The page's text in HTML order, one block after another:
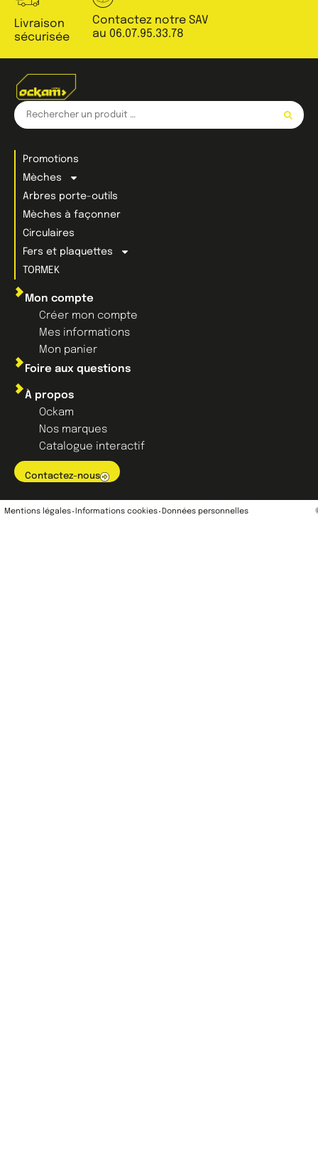
Livraison
sécurisée
Contactez notre SAV
au 06.07.95.33.78
À propos
Ockam
Nos marques
Catalogue interactif
Contactez-nous
Promotions
Mèches
Arbres porte-outils
Mèches à façonner
Circulaires
Fers et plaquettes
TORMEK
Mon compte
Créer mon compte
Mes informations
Mon panier
Foire aux questions
Mentions légales Informations cookies Données personnelles